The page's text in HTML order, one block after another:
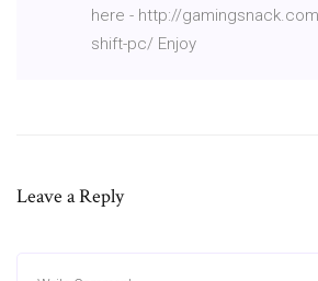
here - http://
shift-pc/ Enjoy
Leave a Reply